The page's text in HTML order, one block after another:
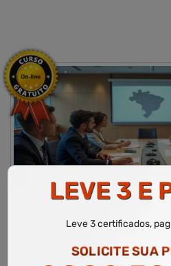
CURSO LIVRE DE GESTÃO
WR Educacional Cursos
Curso Livre de Gestão Pública e
LEVE 3 E
Leve 3 certificados,
SOLICITE SUA